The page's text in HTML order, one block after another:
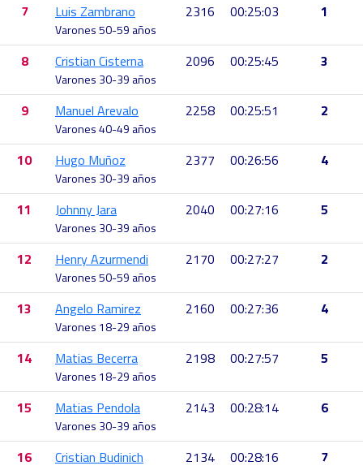
7 Luis Zambrano
Varones 50-59 años
2316 00:25:03 1
8 Cristian Cisterna
Varones 30-39 años
2096 00:25:45 3
9 Manuel Arevalo
Varones 40-49 años
2258 00:25:51 2
10 Hugo Muñoz
Varones 30-39 años
2377 00:26:56 4
11 Johnny Jara
Varones 30-39 años
2040 00:27:16 5
12 Henry Azurmendi
Varones 50-59 años
2170 00:27:27 2
13 Angelo Ramirez
Varones 18-29 años
2160 00:27:36 4
14 Matias Becerra
Varones 18-29 años
2198 00:27:57 5
15 Matias Pendola
Varones 30-39 años
2143 00:28:14 6
16 Cristian Budinich 2134 00:28:16 7